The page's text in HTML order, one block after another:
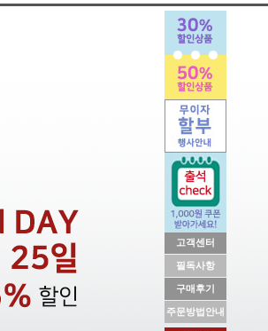
고객센터
필독사항
구매후기
주문방법안내